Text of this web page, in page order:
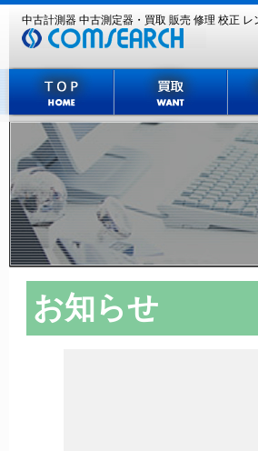
中古計測器 中古測定器・買取 販売 修理 校正 レ
お知らせ